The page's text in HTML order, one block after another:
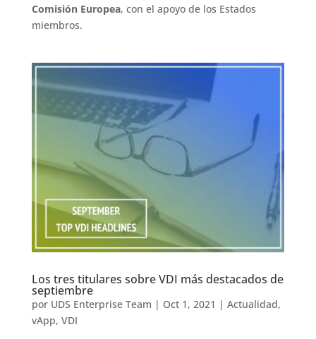
Comisión Europea, con el apoyo de los Estados
miembros.
Los tres titulares sobre VDI más destacados de
septiembre
por UDS Enterprise Team | Oct 1, 2021 | Actualidad,
vApp, VDI